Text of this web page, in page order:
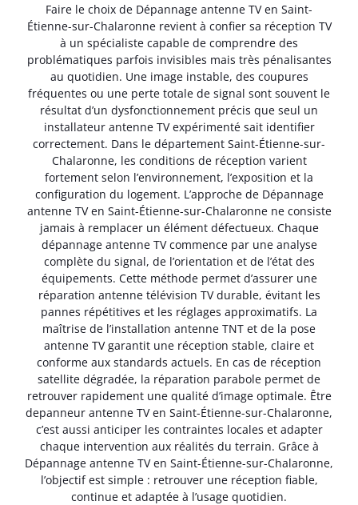
Faire le choix de Dépannage antenne TV en Saint-
Étienne-sur-Chalaronne revient à confier sa réception TV
à un spécialiste capable de comprendre des
problématiques parfois invisibles mais très pénalisantes
au quotidien. Une image instable, des coupures
fréquentes ou une perte totale de signal sont souvent le
résultat d’un dysfonctionnement précis que seul un
installateur antenne TV expérimenté sait identifier
correctement. Dans le département Saint-Étienne-sur-
Chalaronne, les conditions de réception varient
fortement selon l’environnement, l’exposition et la
configuration du logement. L’approche de Dépannage
antenne TV en Saint-Étienne-sur-Chalaronne ne consiste
jamais à remplacer un élément défectueux. Chaque
dépannage antenne TV commence par une analyse
complète du signal, de l’orientation et de l’état des
équipements. Cette méthode permet d’assurer une
réparation antenne télévision TV durable, évitant les
pannes répétitives et les réglages approximatifs. La
maîtrise de l’installation antenne TNT et de la pose
antenne TV garantit une réception stable, claire et
conforme aux standards actuels. En cas de réception
satellite dégradée, la réparation parabole permet de
retrouver rapidement une qualité d’image optimale. Être
depanneur antenne TV en Saint-Étienne-sur-Chalaronne,
c’est aussi anticiper les contraintes locales et adapter
chaque intervention aux réalités du terrain. Grâce à
Dépannage antenne TV en Saint-Étienne-sur-Chalaronne,
l’objectif est simple : retrouver une réception fiable,
continue et adaptée à l’usage quotidien.